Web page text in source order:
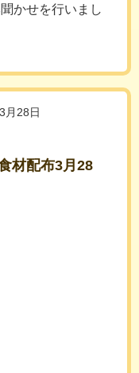
かせを行いまし
月28日
材配布3月28